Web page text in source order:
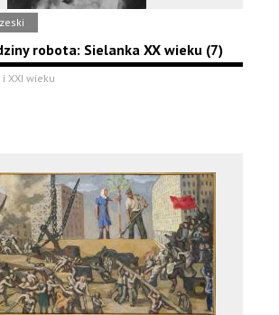
robota: Sielanka XX wieku (7)
XXI wieku